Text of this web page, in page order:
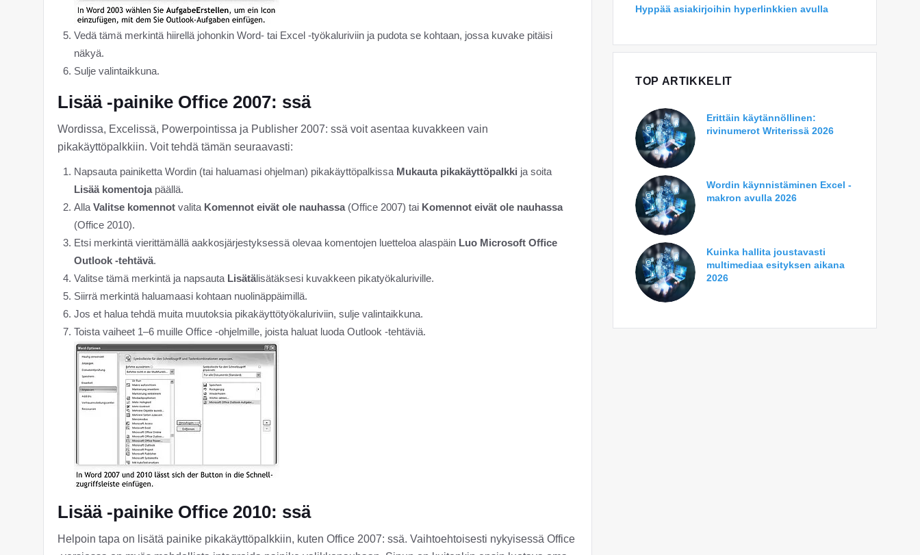
Vedä tämä merkintä hiirellä johonkin Word- tai Excel -työkaluriviin ja pudota se kohtaan, jossa kuvake pitäisi
näkyä.
Sulje valintaikkuna.
Lisää -painike Office 2007: ssä
Wordissa, Excelissä, Powerpointissa ja Publisher 2007: ssä voit asentaa kuvakkeen vain
pikakäyttöpalkkiin. Voit tehdä tämän seuraavasti:
Napsauta painiketta Wordin (tai haluamasi ohjelman) pikakäyttöpalkissa Mukauta pikakäyttöpalkki ja soita
Lisää komentojapäällä.
Alla Valitse komennot valita Komennot eivät ole nauhassa(Office 2007) tai Komennot eivät ole nauhassa
(Office 2010).
Etsi merkintä vierittämällä aakkosjärjestyksessä olevaa komentojen luetteloa alaspäin Luo Microsoft Office
Outlook -tehtävä.
Valitse tämä merkintä ja napsauta Lisätälisätäksesi kuvakkeen pikatyökaluriville.
Siirrä merkintä haluamaasi kohtaan nuolinäppäimillä.
Jos et halua tehdä muita muutoksia pikakäyttötyökaluriviin, sulje valintaikkuna.
Toista vaiheet 1–6 muille Office -ohjelmille, joista haluat luoda Outlook -tehtäviä.
Lisää -painike Office 2010: ssä
Helpoin tapa on lisätä painike pikakäyttöpalkkiin, kuten Office 2007: ssä. Vaihtoehtoisesti nykyisessä Office
Hyppää asiakirjoihin hyperlinkkien avulla
TOP ARTIKKELIT
Erittäin käytännöllinen:
rivinumerot Writerissä 2026
Wordin käynnistäminen Excel -
makron avulla 2026
Kuinka hallita joustavasti
multimediaa esityksen aikana
2026